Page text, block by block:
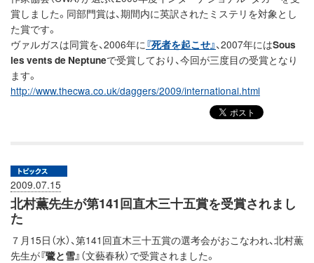
賞しました。同部門賞は、期間内に英訳されたミステリを対象とし
た賞です。
ヴァルガスは同賞を、2006年に『死者を起こせ』、2007年にはSous
les vents de Neptuneで受賞しており、今回が三度目の受賞となり
ます。
http://www.thecwa.co.uk/daggers/2009/international.html
2009.07.15
北村薫先生が第141回直木三十五賞を受賞されまし
た
７月15日（水）、第141回直木三十五賞の選考会がおこなわれ、北村薫
先生が『鷺と雪』 （文藝春秋）で受賞されました。